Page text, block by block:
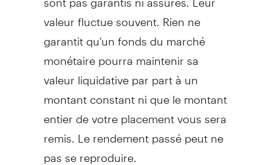
valeur fluctue souvent. Rien ne
garantit qu'un fonds du marché
monétaire pourra maintenir sa
valeur liquidative par part à un
montant constant ni que le montant
entier de votre placement vous sera
remis. Le rendement passé peut ne
pas se reproduire.